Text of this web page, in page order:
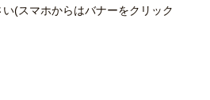
(スマホからはバナーをクリック